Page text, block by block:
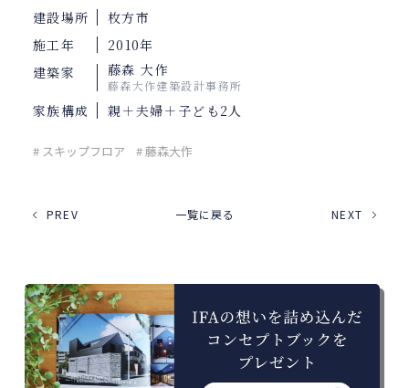
建設場所
枚方市
施工年
2010年
建築家
藤森 大作
藤森大作建築設計事務所
家族構成 親＋夫婦＋子ども2人
# スキップフロア # 藤森大作
PREV 一覧に戻る NEXT